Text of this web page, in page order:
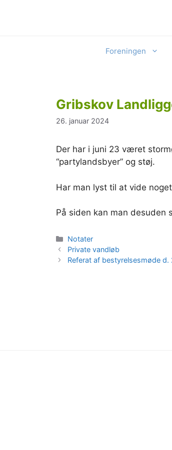
Foreningen
Gribskov
26. januar 2024
Der har i juni 23 været
“partylandsbyer” og støj.
Har man lyst til at vide
På siden kan man desuden
Kategorier
Notater
Private vandløb
Referat af bestyrelsesmøde